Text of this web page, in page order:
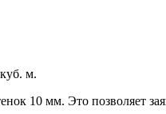
м.
10 мм. Это позволяет